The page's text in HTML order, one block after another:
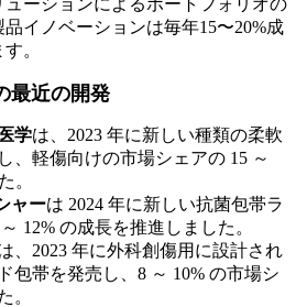
ーションによるポートフォリオの
イノベーションは毎年15〜20%成
。
最近の開発
学は、2023 年に新しい種類の柔軟
、軽傷向けの市場シェアの 15 ～
。
ャーは 2024 年に新しい抗菌包帯ラ
12% の成長を推進しました。
、2023 年に外科創傷用に設計され
包帯を発売し、8 ～ 10% の市場シ
。